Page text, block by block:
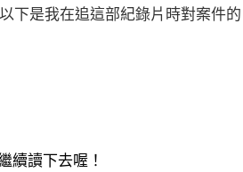
下是我在追這部紀錄片時對案件的
續讀下去喔！